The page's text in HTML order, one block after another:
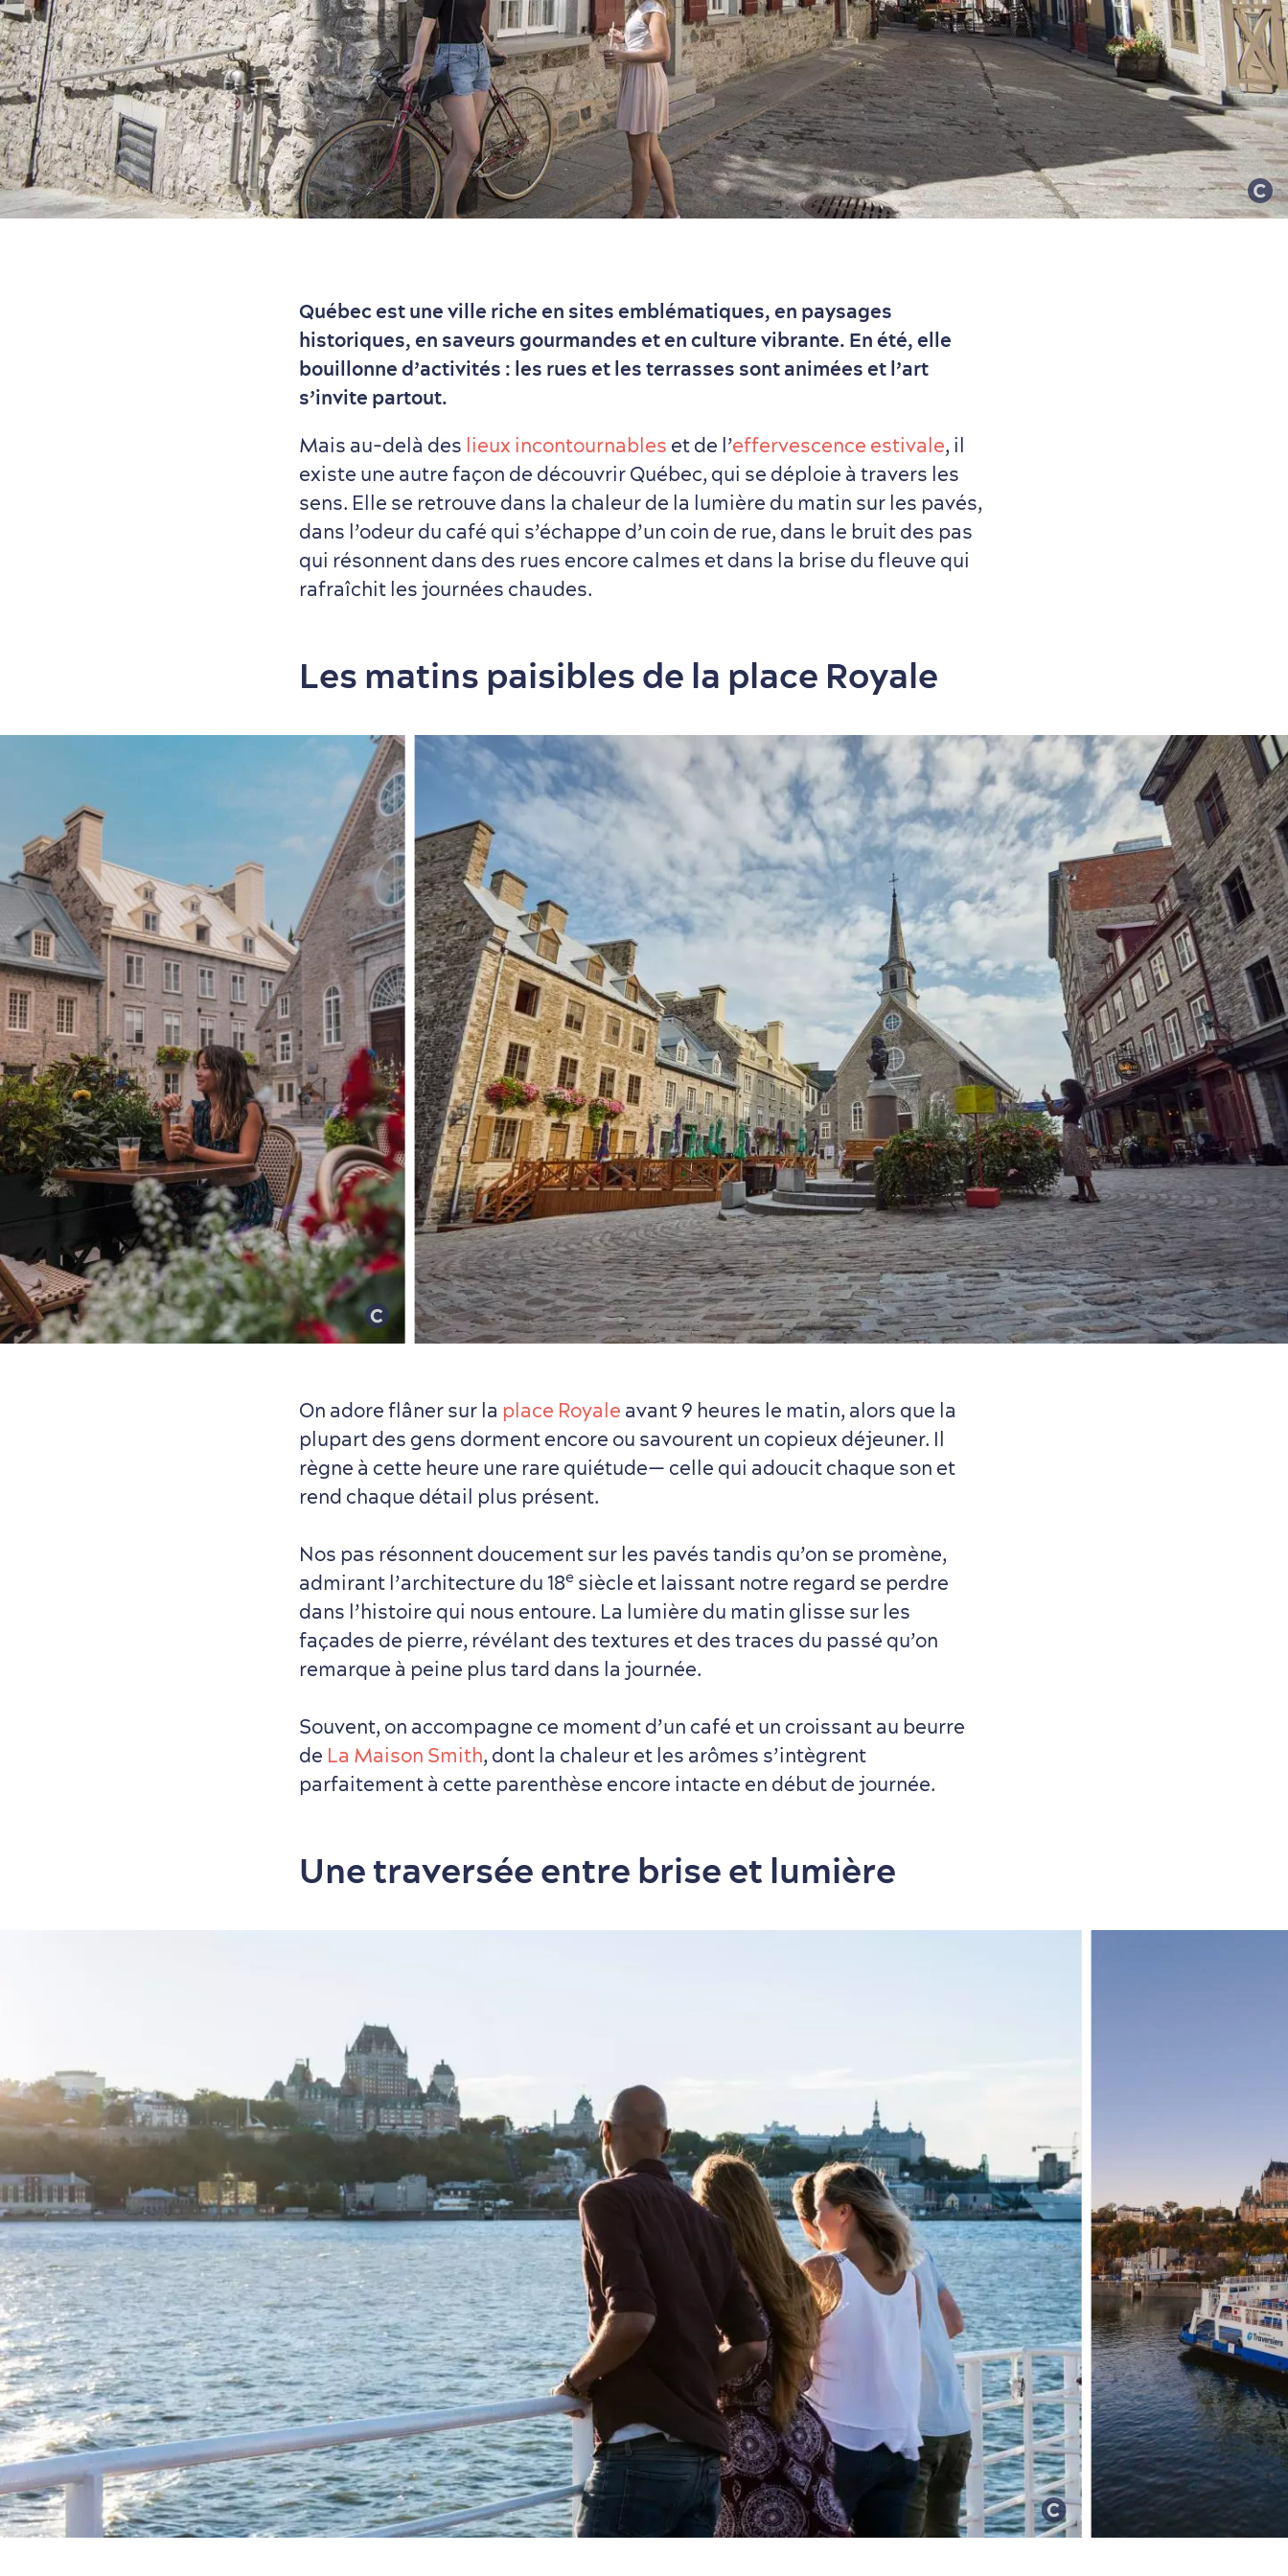
Québec est une ville riche en sites emblématiques, en paysages
historiques, en saveurs gourmandes et en culture vibrante. En été, elle
bouillonne d’activités : les rues et les terrasses sont animées et l’art
s’invite partout.
Mais au-delà des lieux incontournables et de l’effervescence estivale, il
existe une autre façon de découvrir Québec, qui se déploie à travers les
sens. Elle se retrouve dans la chaleur de la lumière du matin sur les pavés,
dans l’odeur du café qui s’échappe d’un coin de rue, dans le bruit des pas
qui résonnent dans des rues encore calmes et dans la brise du fleuve qui
rafraîchit les journées chaudes.
Les matins paisibles de la place Royale
On adore flâner sur la place Royale avant 9 heures le matin, alors que la
plupart des gens dorment encore ou savourent un copieux déjeuner. Il
règne à cette heure une rare quiétude— celle qui adoucit chaque son et
rend chaque détail plus présent.
Nos pas résonnent doucement sur les pavés tandis qu’on se promène,
admirant l’architecture du 18e siècle et laissant notre regard se perdre
dans l’histoire qui nous entoure. La lumière du matin glisse sur les
façades de pierre, révélant des textures et des traces du passé qu’on
remarque à peine plus tard dans la journée.
Souvent, on accompagne ce moment d’un café et un croissant au beurre
de La Maison Smith, dont la chaleur et les arômes s’intègrent
parfaitement à cette parenthèse encore intacte en début de journée.
Une traversée entre brise et lumière